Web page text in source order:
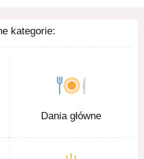
kategorie:
Dania główne